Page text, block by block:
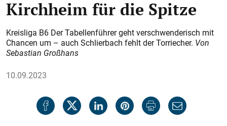
Kirchheim für die Spitze
Kreisliga B6 Der Tabellenführer geht verschwenderisch mit
Chancen um – auch Schlierbach fehlt der Torriecher. Von
Sebastian Großhans
10.09.2023